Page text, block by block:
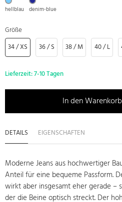
hellblau denim-blue
Größe
34 / XS
36 / S 38 / M 40 / L
Lieferzeit:7-10 Tagen
In den Warenkorb
DETAILS EIGENSCHAFTEN
Moderne Jeans aus hochwertiger
Anteil für eine bequeme Passform.
wirkt aber insgesamt eher gerade –
der die Beine optisch streckt. Der